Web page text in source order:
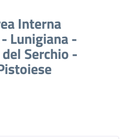
Interna
Lunigiana -
Serchio -